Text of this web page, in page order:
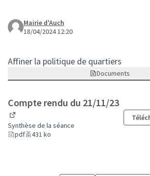
Mairie d'Auch
18/04/2024 12:20
Affiner la politique de quartiers
Documents
Compte rendu du 21/11/23
(Lien externe)
Synthèse de la séance
pdf
431 ko